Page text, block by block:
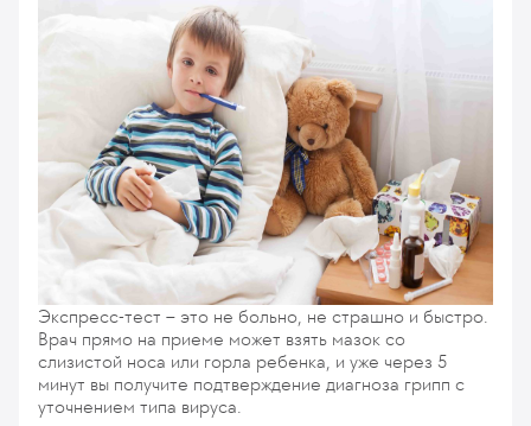
Экспресс-тест – это не больно, не страшно и быстро.
Врач прямо на приеме может взять мазок со
слизистой носа или горла ребенка, и уже через 5
минут вы получите подтверждение диагноза грипп с
уточнением типа вируса.